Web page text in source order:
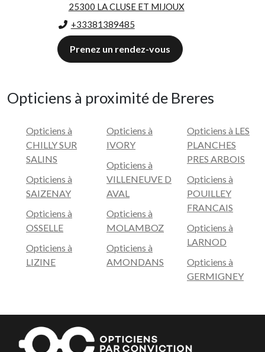
25300 LA CLUSE ET MIJOUX
+33381389485
Prenez un rendez-vous
Opticiens à proximité de Breres
Opticiens à
CHILLY SUR
SALINS
Opticiens à
SAIZENAY
Opticiens à
OSSELLE
Opticiens à
LIZINE
Opticiens à
IVORY
Opticiens à
VILLENEUVE D
AVAL
Opticiens à
MOLAMBOZ
Opticiens à
AMONDANS
Opticiens à LES
PLANCHES
PRES ARBOIS
Opticiens à
POUILLEY
FRANCAIS
Opticiens à
LARNOD
Opticiens à
GERMIGNEY